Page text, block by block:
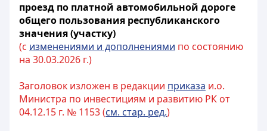
проезд по платной автомобильной дороге
общего пользования республиканского
значения (участку)
(с изменениями и дополнениями по состоянию
на 30.03.2026 г.)
Заголовок изложен в редакции приказа и.о.
Министра по инвестициям и развитию РК от
04.12.15 г. № 1153 (см. стар. ред.)